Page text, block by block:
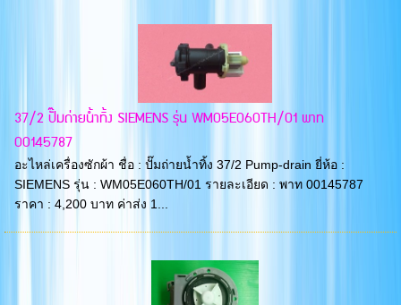
37/2 ปั๊มถ่ายน้ำทิ้ง SIEMENS รุ่น WM05E060TH/01 พาท
00145787
อะไหล่เครื่องซักผ้า ชื่อ : ปั๊มถ่ายน้ำทิ้ง 37/2 Pump-drain ยี่ห้อ :
SIEMENS รุ่น : WM05E060TH/01 รายละเอียด : พาท 00145787
ราคา : 4,200 บาท ค่าส่ง 1...